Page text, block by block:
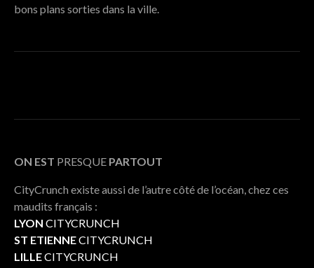
bons plans sorties dans la ville.
ON EST PRESQUE PARTOUT
CityCrunch existe aussi de l’autre côté de l’océan, chez ces
maudits français :
LYON CITYCRUNCH
ST ETIENNECITYCRUNCH
LILLECITYCRUNCH